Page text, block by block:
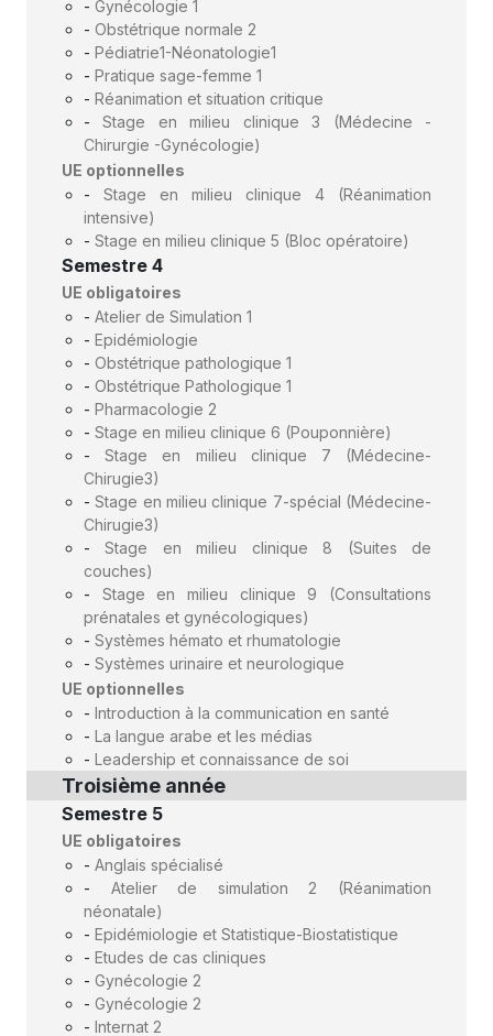
- Gynécologie 1
- Obstétrique normale 2
- Pédiatrie1-Néonatologie1
- Pratique sage-femme 1
- Réanimation et situation critique
-Stage en milieu clinique 3 (Médecine -
Chirurgie -Gynécologie)
UE optionnelles
- Stage en milieu clinique 4 (Réanimation
intensive)
- Stage en milieu clinique 5 (Bloc opératoire)
Semestre 4
UE obligatoires
- Atelier de Simulation 1
- Epidémiologie
- Obstétrique pathologique 1
- Obstétrique Pathologique 1
- Pharmacologie 2
- Stage en milieu clinique 6 (Pouponnière)
-Stage en milieu clinique 7 (Médecine-
Chirugie3)
-Stage en milieu clinique 7-spécial (Médecine-
Chirugie3)
-Stage en milieu clinique 8 (Suites de
couches)
- Stage en milieu clinique 9 (Consultations
prénatales et gynécologiques)
- Systèmes hémato et rhumatologie
- Systèmes urinaire et neurologique
UE optionnelles
- Introduction à la communication en santé
- La langue arabe et les médias
- Leadership et connaissance de soi
Troisième année
Semestre 5
UE obligatoires
- Anglais spécialisé
- Atelier de simulation 2 (Réanimation
néonatale)
- Epidémiologie et Statistique-Biostatistique
- Etudes de cas cliniques
- Gynécologie 2
- Gynécologie 2
- Internat 2